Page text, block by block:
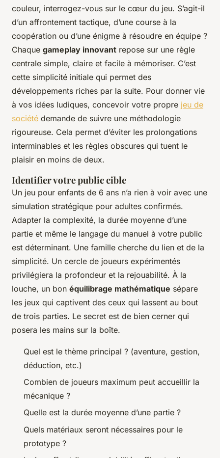
couleur, interrogez-vous sur le cœur du jeu. S’agit-il
d’un affrontement tactique, d’une course à la
coopération ou d’une énigme à résoudre en équipe ?
Chaque gameplay innovant repose sur une règle
centrale simple, claire et facile à mémoriser. C’est
cette simplicité initiale qui permet des
développements riches par la suite. Pour donner vie
à vos idées ludiques, concevoir votre propre jeu de
société demande de suivre une méthodologie
rigoureuse. Cela permet d’éviter les prolongations
interminables et les règles obscures qui tuent le
plaisir en moins de deux.
Identifier votre public cible
Un jeu pour enfants de 6 ans n’a rien à voir avec une
simulation stratégique pour adultes confirmés.
Adapter la complexité, la durée moyenne d’une
partie et même le langage du manuel à votre public
est déterminant. Une famille cherche du lien et de la
simplicité. Un cercle de joueurs expérimentés
privilégiera la profondeur et la rejouabilité. À la
louche, un bon équilibrage mathématique sépare
les jeux qui captivent des ceux qui lassent au bout
de trois parties. Le secret est de bien cerner qui
posera les mains sur la boîte.
Quel est le thème principal ? (aventure, gestion,
déduction, etc.)
Combien de joueurs maximum peut accueillir la
mécanique ?
Quelle est la durée moyenne d’une partie ?
Quels matériaux seront nécessaires pour le
prototype ?